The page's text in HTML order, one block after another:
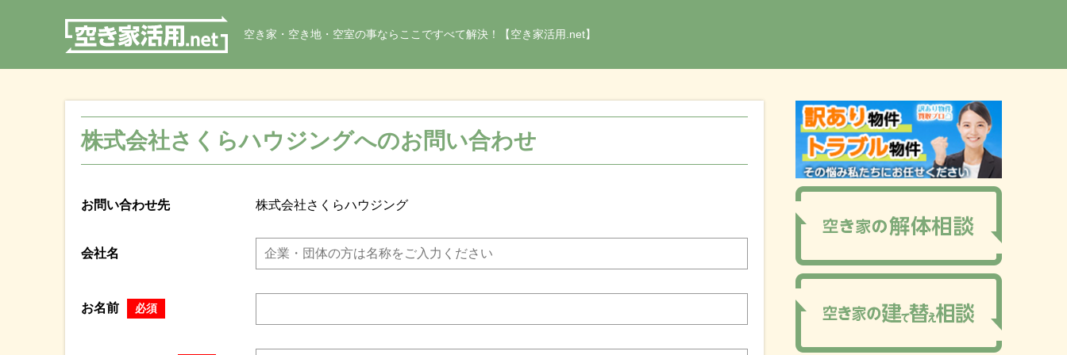
空き家・空き地・空室の事ならここですべて解決！【空き家活用.net】
株式会社さくらハウジングへのお問い合わせ
お問い合わせ先 株式会社さくらハウジング
会社名
お名前 必須